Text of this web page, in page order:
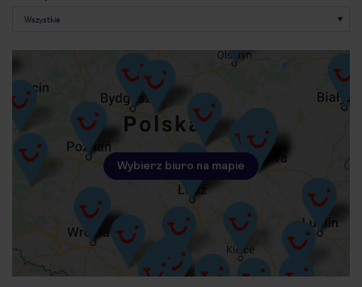
Wybierz biuro na mapie